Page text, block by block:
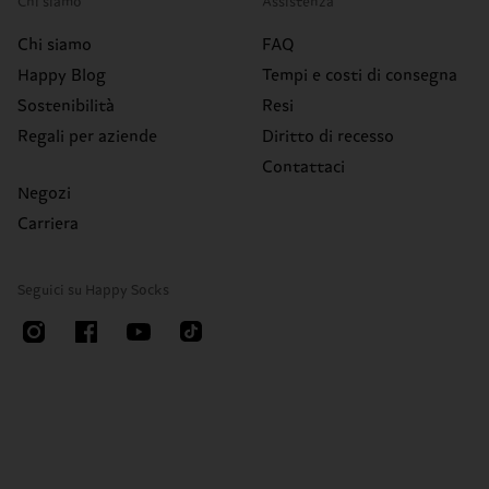
Chi siamo
Happy Blog
Sostenibilità
Regali per aziende
Negozi
Carriera
FAQ
Tempi e costi di consegna
Resi
Diritto di recesso
Contattaci
Seguici su Happy Socks